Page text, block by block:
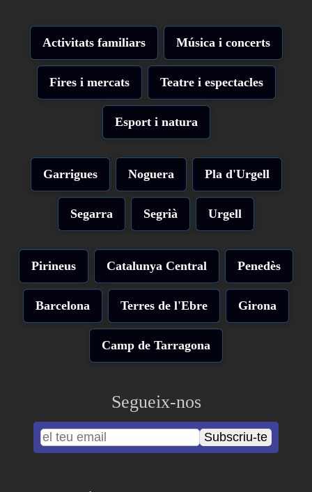
Activitats familiars Música i concerts
Fires i mercats Teatre i espectacles
Esport i natura
Garrigues Noguera Pla d'Urgell
Segarra Segrià Urgell
Pirineus Catalunya Central Penedès
Barcelona Terres de l'Ebre Girona
Camp de Tarragona
Segueix-nos
Subscriu-te